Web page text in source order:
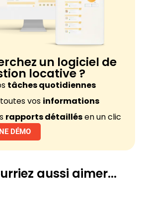
un logiciel de
locative ?
tâches quotidiennes
vos informations
rapports détaillésen un clic
DÉMO
aussi aimer...